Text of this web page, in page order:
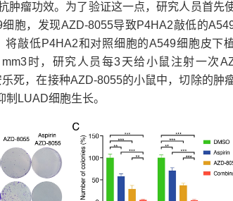
肿瘤功效。为了验证这一点，研究人员首先
胞，发现AZD-8055导致P4HA2敲低的
敲低P4HA2和对照细胞的A549细胞皮下
时，研究人员每3天给小鼠注射一次
死，在接种AZD-8055的小鼠中，切除的肿
LUAD细胞生长。